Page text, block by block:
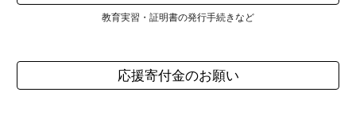
教育実習・証明書の発行手続きなど
応援寄付金のお願い